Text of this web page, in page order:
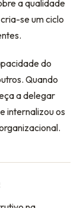
a qualidade
se um ciclo
do
Quando
a delegar
internalizou os